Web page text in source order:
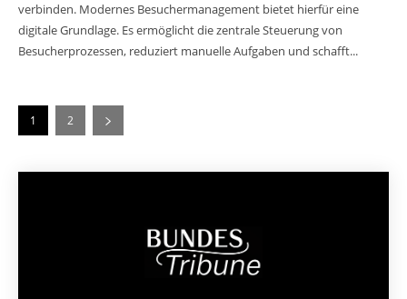
verbinden. Modernes Besuchermanagement bietet hierfür eine
digitale Grundlage. Es ermöglicht die zentrale Steuerung von
Besucherprozessen, reduziert manuelle Aufgaben und schafft...
1 2